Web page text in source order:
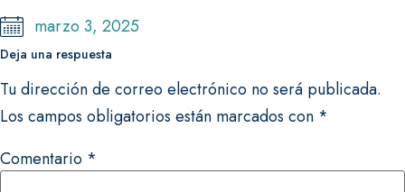
marzo 3, 2025
Deja una respuesta
Tu dirección de correo electrónico no será publicada.
Los campos obligatorios están marcados con *
Comentario *